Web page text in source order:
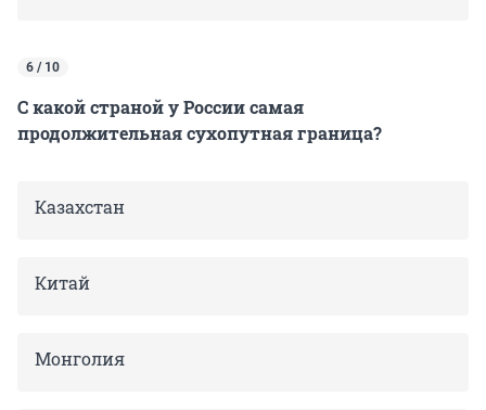
6 / 10
С какой страной у России самая
продолжительная сухопутная граница?
Казахстан
Китай
Монголия